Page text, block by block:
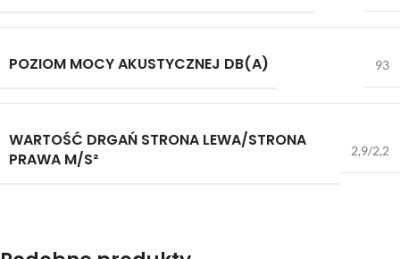
POZIOM MOCY AKUSTYCZNEJ DB(A) 93
WARTOŚĆ DRGAŃ STRONA LEWA/STRONA
PRAWA M/S²
2,9/2,2